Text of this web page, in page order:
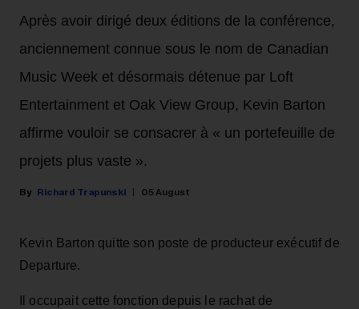
Après avoir dirigé deux éditions de la conférence,
anciennement connue sous le nom de Canadian
Music Week et désormais détenue par Loft
Entertainment et Oak View Group, Kevin Barton
affirme vouloir se consacrer à « un portefeuille de
projets plus vaste ».
Richard Trapunski 05 August
Kevin Barton quitte son poste de producteur exécutif de
Departure.
Il occupait cette fonction depuis le rachat de